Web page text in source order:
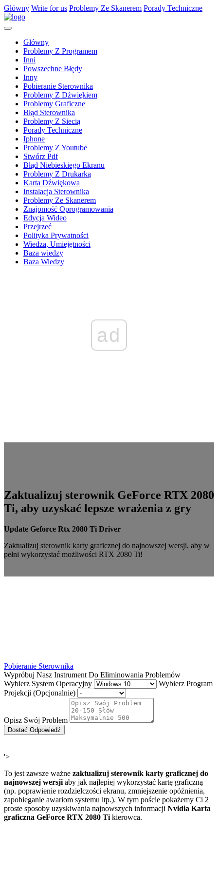
Główny Write for us Problemy Ze Skanerem Porady Techniczne
Główny
Problemy Z Programem
Inni
Powszechne Błędy
Inny
Pobieranie Sterownika
Problemy Z Dźwiękiem
Problemy Graficzne
Błąd Sterownika
Problemy Z Siecią
Porady Techniczne
Iphone
Problemy Z Youtube
Stwórz Pdf
Błąd Niebieskiego Ekranu
Problemy Z Drukarką
Karta Dźwiękowa
Instalacja Sterownika
Problemy Ze Skanerem
Znajomość Oprogramowania
Edycja Wideo
Przejrzeć
Polityka Prywatności
Wiedza, Umiejętności
Baza wiedzy
Baza Wiedzy
ad
Zaktualizuj sterownik GeForce RTX 2080
Ti, aby uzyskać lepsze wrażenia z gry
Update Geforce Rtx 2080 Ti Driver
Zaktualizuj sterownik karty graficznej do najnowszej wersji, aby w
pełni wykorzystać możliwości RTX 2080 Ti!
Pobieranie Sterownika
Wypróbuj Nasz Instrument Do Eliminowania Problemów
Wybierz System Operacyjny
Wybierz Program
Projekcji (Opcjonalnie)
Opisz Swój Problem
Dostać Odpowiedź
'>
To jest zawsze ważne zaktualizuj sterownik karty graficznej do
najnowszej wersji aby jak najlepiej wykorzystać kartę graficzną
(np. poprawienie rozdzielczości ekranu, zmniejszenie opóźnienia,
zapobieganie awariom systemu itp.). W tym poście pokażemy Ci 2
proste sposoby uzyskiwania najnowszych informacji Nvidia Karta
graficzna GeForce RTX 2080 Ti kierowca.